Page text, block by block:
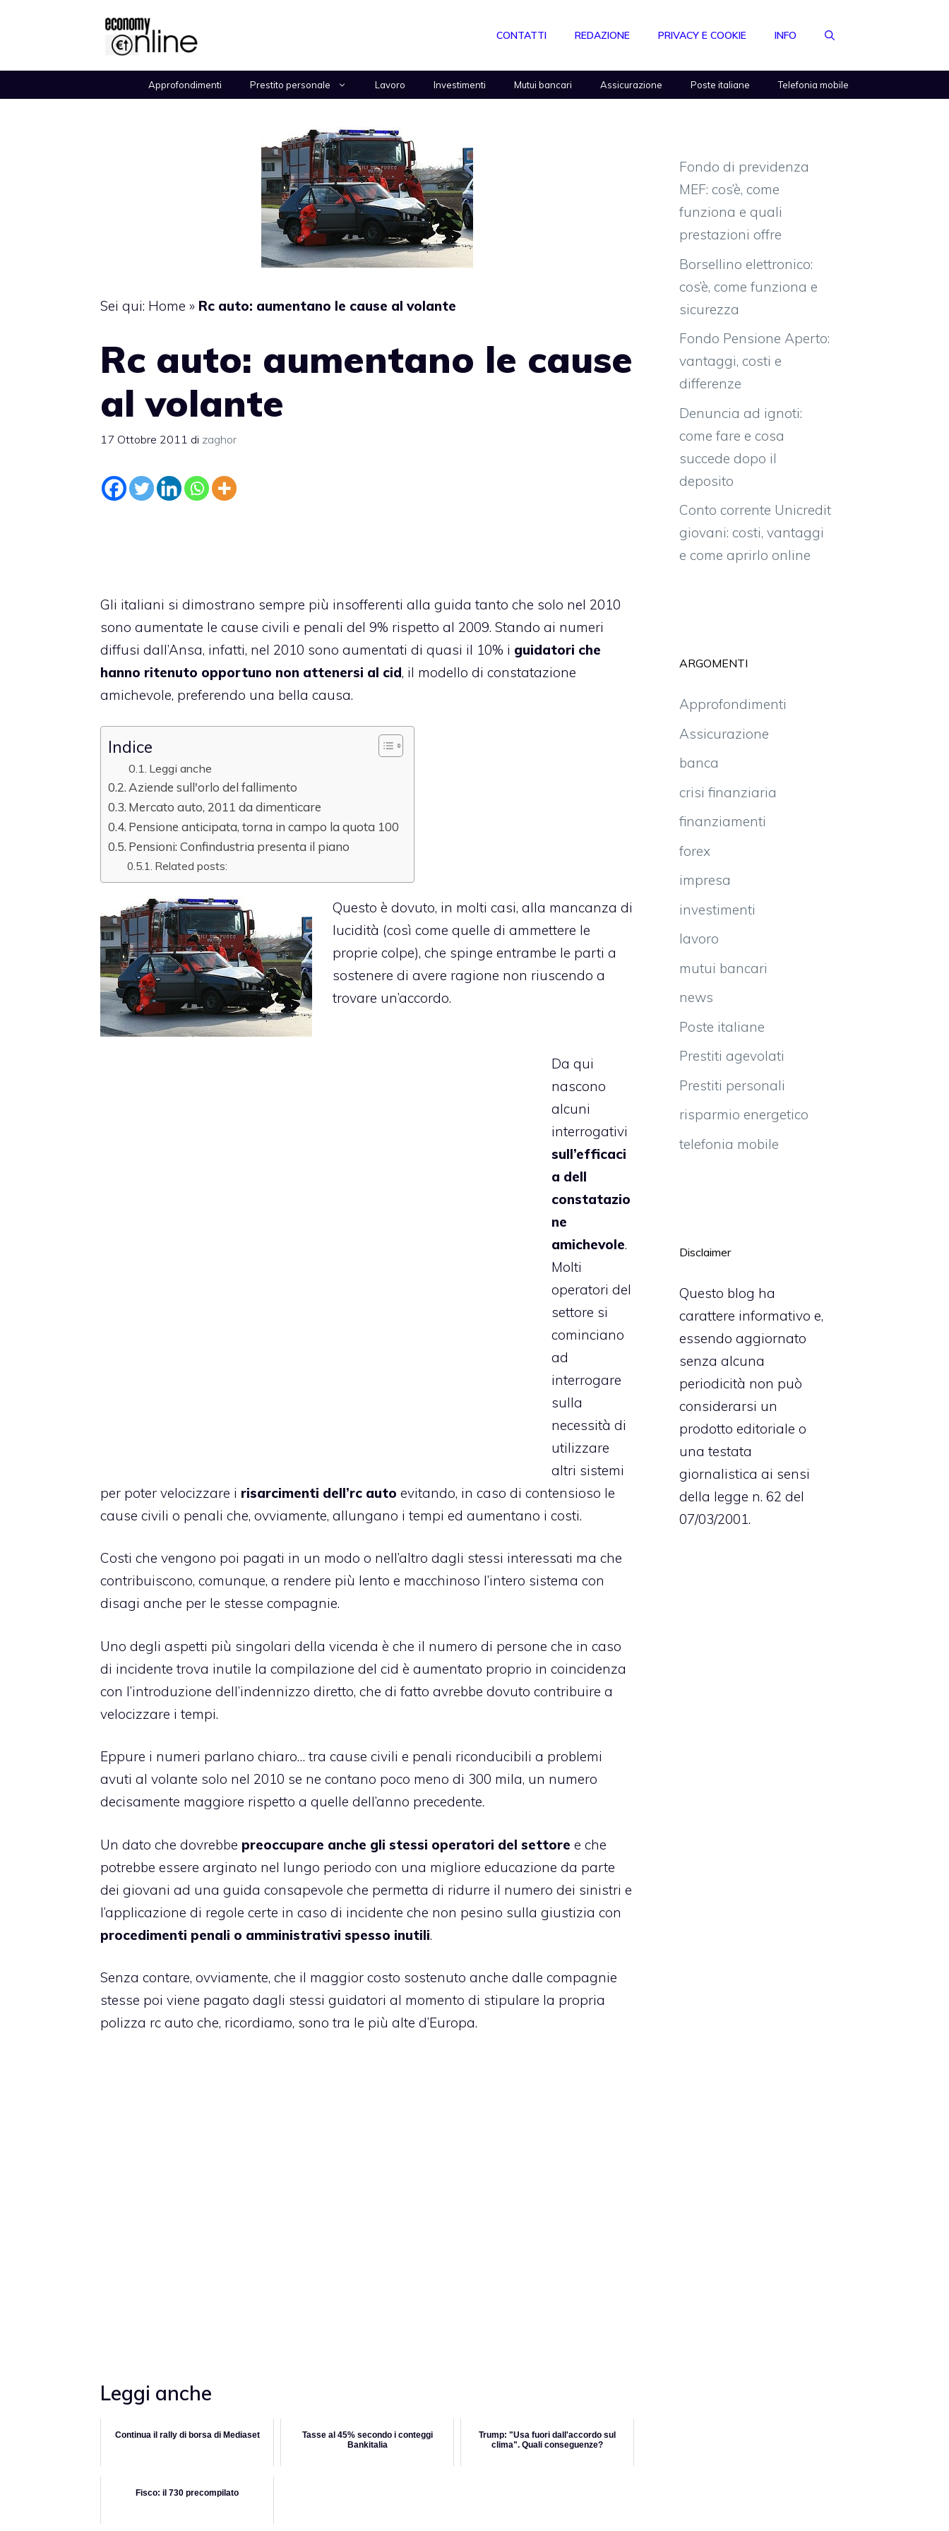
CONTATTI REDAZIONE PRIVACY E COOKIE INFO
Approfondimenti Prestito personale Lavoro Investimenti Mutui bancari Assicurazione Poste italiane Telefonia mobile
Sei qui: Home » Rc auto: aumentano le cause al volante
Rc auto: aumentano le cause
al volante
17 Ottobre 2011 di zaghor
Gli italiani si dimostrano sempre più insofferenti alla guida tanto che solo nel 2010
sono aumentate le cause civili e penali del 9% rispetto al 2009. Stando ai numeri
diffusi dall’Ansa, infatti, nel 2010 sono aumentati di quasi il 10% i guidatori che
hanno ritenuto opportuno non attenersi al cid, il modello di constatazione
amichevole, preferendo una bella causa.
Indice
Leggi anche
Aziende sull'orlo del fallimento
Mercato auto, 2011 da dimenticare
Pensione anticipata, torna in campo la quota 100
Pensioni: Confindustria presenta il piano
Related posts:
Questo è dovuto, in molti casi, alla mancanza di
lucidità (così come quelle di ammettere le
proprie colpe), che spinge entrambe le parti a
sostenere di avere ragione non riuscendo a
trovare un’accordo.
Da qui
nascono
alcuni
interrogativi
sull’efficaci
a dell
constatazio
ne
amichevole.
Molti
operatori del
settore si
cominciano
ad
interrogare
sulla
necessità di
utilizzare
altri sistemi
per poter velocizzare i risarcimenti dell’rc auto evitando, in caso di contensioso le
cause civili o penali che, ovviamente, allungano i tempi ed aumentano i costi.
Costi che vengono poi pagati in un modo o nell’altro dagli stessi interessati ma che
contribuiscono, comunque, a rendere più lento e macchinoso l’intero sistema con
disagi anche per le stesse compagnie.
Uno degli aspetti più singolari della vicenda è che il numero di persone che in caso
di incidente trova inutile la compilazione del cid è aumentato proprio in coincidenza
con l’introduzione dell’indennizzo diretto, che di fatto avrebbe dovuto contribuire a
velocizzare i tempi.
Eppure i numeri parlano chiaro… tra cause civili e penali riconducibili a problemi
avuti al volante solo nel 2010 se ne contano poco meno di 300 mila, un numero
decisamente maggiore rispetto a quelle dell’anno precedente.
Un dato che dovrebbe preoccupare anche gli stessi operatori del settore e che
potrebbe essere arginato nel lungo periodo con una migliore educazione da parte
dei giovani ad una guida consapevole che permetta di ridurre il numero dei sinistri e
l’applicazione di regole certe in caso di incidente che non pesino sulla giustizia con
procedimenti penali o amministrativi spesso inutili.
Senza contare, ovviamente, che il maggior costo sostenuto anche dalle compagnie
stesse poi viene pagato dagli stessi guidatori al momento di stipulare la propria
polizza rc auto che, ricordiamo, sono tra le più alte d’Europa.
Leggi anche
Continua il rally di borsa di Mediaset
Tasse al 45% secondo i conteggi
Bankitalia
Trump: "Usa fuori dall'accordo sul
clima". Quali conseguenze?
Fisco: il 730 precompilato
Fondo di previdenza
MEF: cos’è, come
funziona e quali
prestazioni offre
Borsellino elettronico:
cos’è, come funziona e
sicurezza
Fondo Pensione Aperto:
vantaggi, costi e
differenze
Denuncia ad ignoti:
come fare e cosa
succede dopo il
deposito
Conto corrente Unicredit
giovani: costi, vantaggi
e come aprirlo online
ARGOMENTI
Approfondimenti
Assicurazione
banca
crisi finanziaria
finanziamenti
forex
impresa
investimenti
lavoro
mutui bancari
news
Poste italiane
Prestiti agevolati
Prestiti personali
risparmio energetico
telefonia mobile
Disclaimer
Questo blog ha
carattere informativo e,
essendo aggiornato
senza alcuna
periodicità non può
considerarsi un
prodotto editoriale o
una testata
giornalistica ai sensi
della legge n. 62 del
07/03/2001.